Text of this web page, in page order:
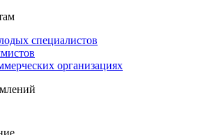
специалистов
организациях